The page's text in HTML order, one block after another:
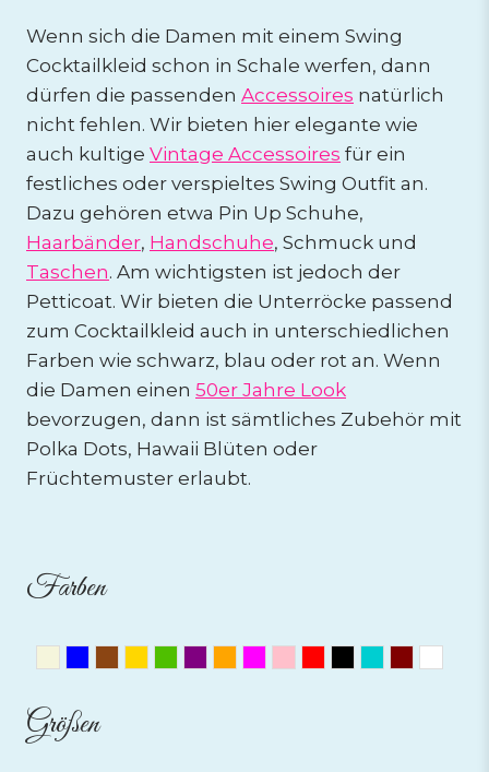
Wenn sich die Damen mit einem Swing
Cocktailkleid schon in Schale werfen, dann
dürfen die passenden Accessoires natürlich
nicht fehlen. Wir bieten hier elegante wie
auch kultige Vintage Accessoires für ein
festliches oder verspieltes Swing Outfit an.
Dazu gehören etwa Pin Up Schuhe,
Haarbänder, Handschuhe, Schmuck und
Taschen. Am wichtigsten ist jedoch der
Petticoat. Wir bieten die Unterröcke passend
zum Cocktailkleid auch in unterschiedlichen
Farben wie schwarz, blau oder rot an. Wenn
die Damen einen 50er Jahre Look
bevorzugen, dann ist sämtliches Zubehör mit
Polka Dots, Hawaii Blüten oder
Früchtemuster erlaubt.
Farben
Größen